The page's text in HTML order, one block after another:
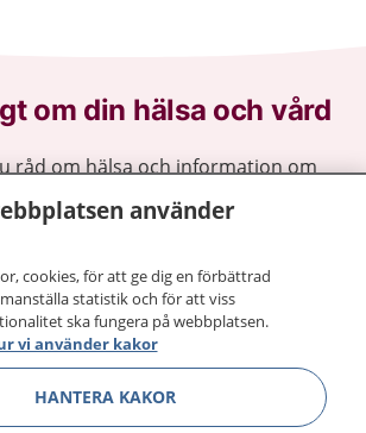
om din hälsa och vård
råd om hälsa och information om
mottagningar du kan kontakta.
din journal och göra dina
telefonnummer 1177 för
dygnet runt.
när du vill må bättre.
använder
cookies, för att ge dig en förbättrad
statistik och för att viss
ska fungera på webbplatsen.
vi använder kakor
HANTERA KAKOR